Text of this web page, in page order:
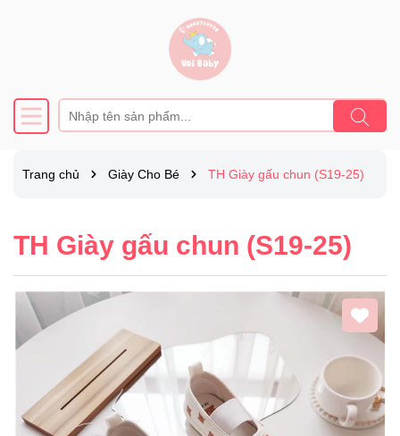
Trang chủ Giày Cho Bé TH Giày gấu chun (S19-25)
TH Giày gấu chun (S19-25)